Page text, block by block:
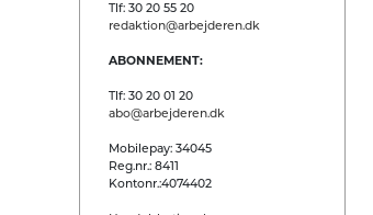
Tlf: 30 20 55 20
redaktion@arbejderen.dk
ABONNEMENT:
Tlf: 30 20 01 20
abo@arbejderen.dk
Mobilepay: 34045
Reg.nr.: 8411
Kontonr.:4074402